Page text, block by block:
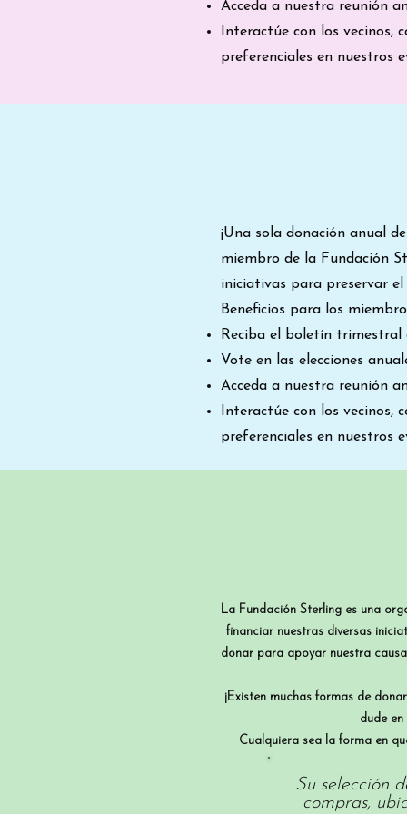
Acceda a nuestra reunión
Interactúe con los
preferenciales en nuestros
¡Una sola donación anual
miembro de la Fundación
iniciativas para preservar
Beneficios para los
Reciba el boletín trimestral
Vote en las elecciones
Acceda a nuestra reunión
Interactúe con los
preferenciales en nuestros
Su selección
compras,
La Fundación Sterling es una
financiar nuestras diversas
donar para apoyar nuestra
¡Existen muchas formas de
dude
Cualquiera sea la forma en